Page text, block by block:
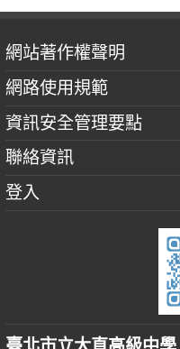
網站著作權聲明
網路使用規範
資訊安全管理要點
聯絡資訊
登入